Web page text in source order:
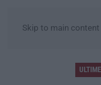
Skip to main content
ULTIME
’Ndrangheta, cellule calabresi nel nuovo hub africano della cocaina: il Senegal crocevia verso l’Europa